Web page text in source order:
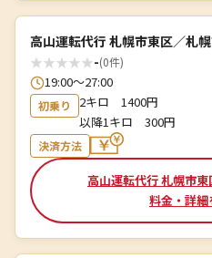
高山運転代行 札幌市東区／札
★★★★★-(0件)
19:00〜27:00
初乗り
2キロ 1400円
以降1キロ 300円
決済方法
高山運転代行 札幌市
料金・詳細